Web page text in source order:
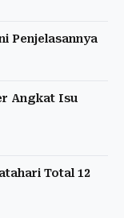
Penjelasannya
Angkat Isu
Total 12